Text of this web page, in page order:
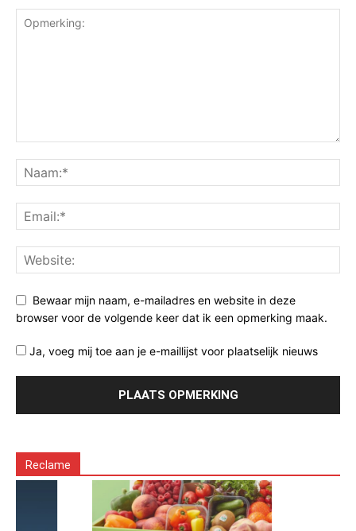
Bewaar mijn naam, e-mailadres en website in deze
browser voor de volgende keer dat ik een opmerking maak.
Ja, voeg mij toe aan je e-maillijst voor plaatselijk nieuws
Reclame